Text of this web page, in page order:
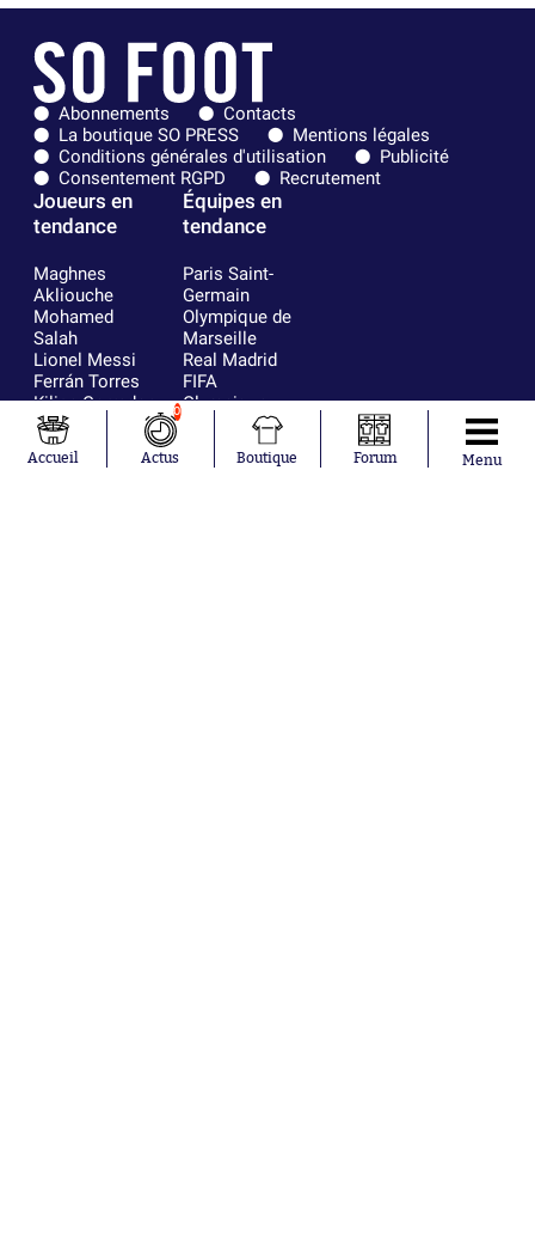
Abonnements
Contacts
La boutique SO PRESS
Mentions légales
Conditions générales d'utilisation
Publicité
Consentement RGPD
Recrutement
Joueurs en
tendance
Maghnes
Akliouche
Mohamed
Salah
Lionel Messi
Ferrán Torres
Kilian Corredor
Franco
Mastantuono
Orel Mangala
Équipes en
tendance
Paris Saint-
Germain
Olympique de
Marseille
Real Madrid
FIFA
Olympique
AS Monaco
FC Barcelone
Accueil
0
Actus Boutique Forum Menu